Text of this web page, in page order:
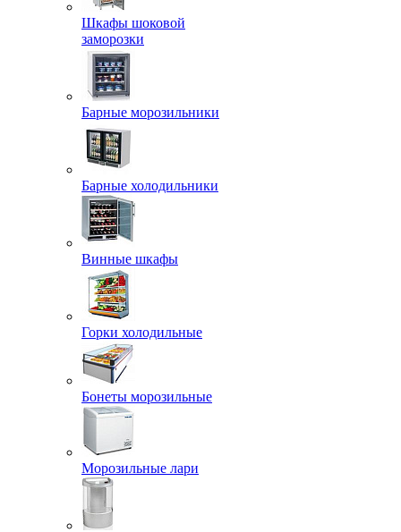
Шкафы шоковой
заморозки
Барные морозильники
Барные холодильники
Винные шкафы
Горки холодильные
Бонеты морозильные
Морозильные лари